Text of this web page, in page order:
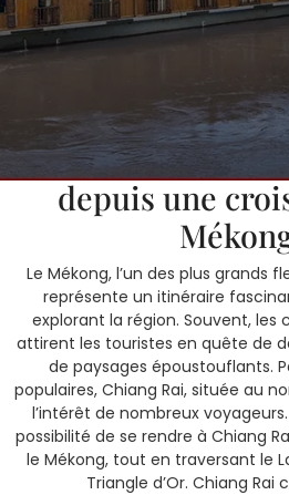
5 avril, 2025
Peut-on se rendre
depuis une
Le Mékong, l’un des plus grands
représente un itinéraire
explorant la région. Souvent, les
attirent les touristes en quête de
de paysages époustouflants.
populaires, Chiang Rai, située au
l’intérêt de nombreux
possibilité de se rendre à Chiang
le Mékong, tout en traversant le
Triangle d’Or. Chiang Rai